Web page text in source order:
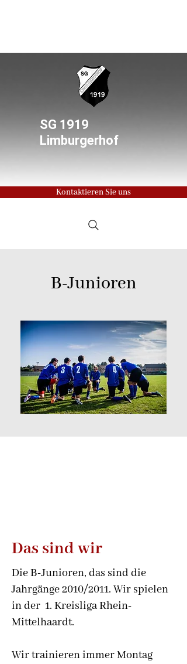
SG 1919
Limburgerhof
Kontaktieren Sie uns
B-Junioren
Das sind wir
Die B-Junioren, das sind die
Jahrgänge 2010/2011. Wir spielen
in der 1. Kreisliga Rhein-
Mittelhaardt.
Wir trainieren immer Montag